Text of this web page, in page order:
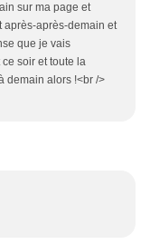
sur ma page et
après-après-demain et
que je vais
soir et toute la
demain alors !<br />